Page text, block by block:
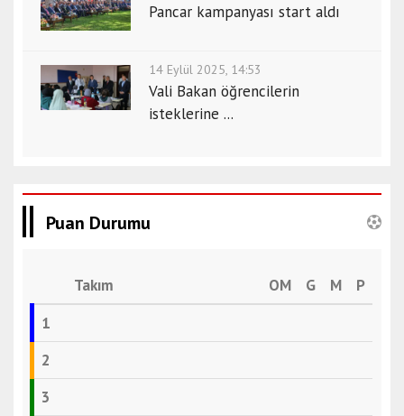
Pancar kampanyası start aldı
14 Eylül 2025, 14:53
Vali Bakan öğrencilerin
isteklerine ...
Puan Durumu
Takım OM G M
P
1
2
3